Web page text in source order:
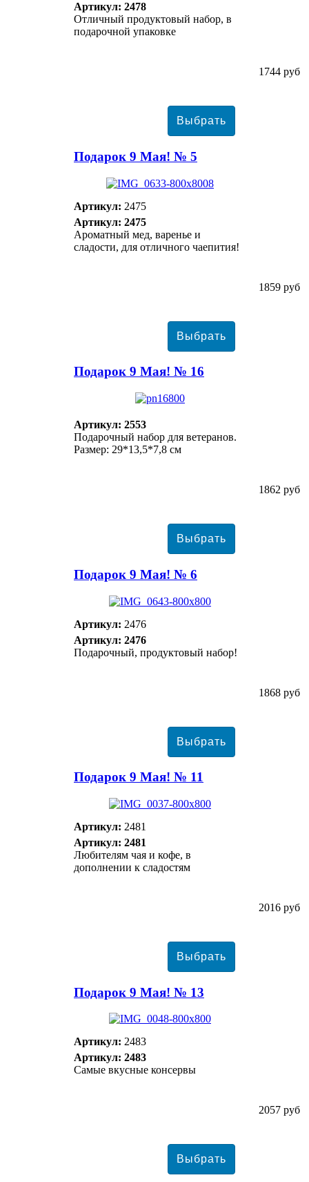
Артикул: 2478
Отличный продуктовый набор, в
подарочной упаковке
1744 руб
Подарок 9 Мая! № 5
Артикул: 2475
Артикул: 2475
Ароматный мед, варенье и
сладости, для отличного чаепития!
1859 руб
Подарок 9 Мая! № 16
Артикул: 2553
Подарочный набор для ветеранов.
Размер: 29*13,5*7,8 см
1862 руб
Подарок 9 Мая! № 6
Артикул: 2476
Артикул: 2476
Подарочный, продуктовый набор!
1868 руб
Подарок 9 Мая! № 11
Артикул: 2481
Артикул: 2481
Любителям чая и кофе, в
дополнении к сладостям
2016 руб
Подарок 9 Мая! № 13
Артикул: 2483
Артикул: 2483
Самые вкусные консервы
2057 руб